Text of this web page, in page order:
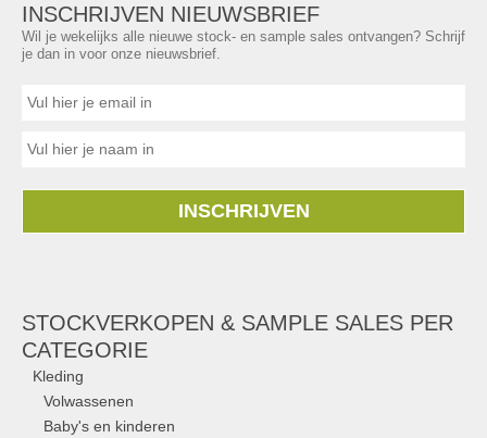
INSCHRIJVEN NIEUWSBRIEF
Wil je wekelijks alle nieuwe stock- en sample sales ontvangen? Schrijf
je dan in voor onze nieuwsbrief.
INSCHRIJVEN
STOCKVERKOPEN & SAMPLE SALES PER
CATEGORIE
Kleding
Volwassenen
Baby's en kinderen